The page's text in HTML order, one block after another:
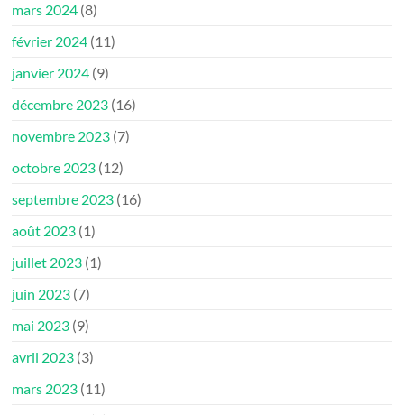
mars 2024 (8)
février 2024 (11)
janvier 2024 (9)
décembre 2023 (16)
novembre 2023 (7)
octobre 2023 (12)
septembre 2023 (16)
août 2023 (1)
juillet 2023 (1)
juin 2023 (7)
mai 2023 (9)
avril 2023 (3)
mars 2023 (11)